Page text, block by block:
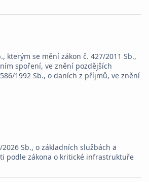
kterým se mění zákon č. 427/2011 Sb.,
spoření, ve znění pozdějších
1992 Sb., o daních z příjmů, ve znění
Sb., o základních službách a
podle zákona o kritické infrastruktuře